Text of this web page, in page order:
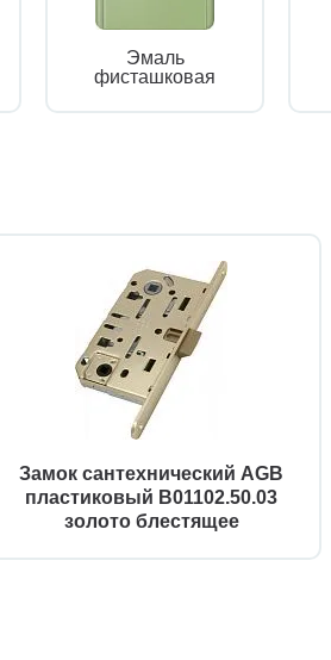
Эмаль
фисташковая
Замок сантехнический AGB
пластиковый B01102.50.03
золото блестящее